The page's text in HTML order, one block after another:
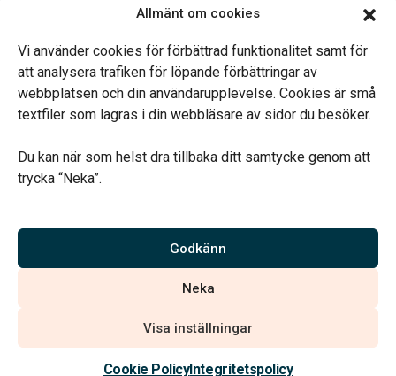
Allmänt om cookies
Vi använder cookies för förbättrad funktionalitet samt för
att analysera trafiken för löpande förbättringar av
webbplatsen och din användarupplevelse. Cookies är små
textfiler som lagras i din webbläsare av sidor du besöker.
Du kan när som helst dra tillbaka ditt samtycke genom att
trycka “Neka”.
Godkänn
Neka
Visa inställningar
Cookie PolicyIntegritetspolicy
Kontakta oss
Måndag-Torsdag 09.00-15.00
Telefonjour dygnet runt.
Vårt systerbolag Verahill hjälper dig med familjejuridiken –
Vi är auktoriserade av Sveriges Begravningsbyråers Förbund och
har högt ställda krav på utbildning, kvalitet, miljö och arbetsmiljö.